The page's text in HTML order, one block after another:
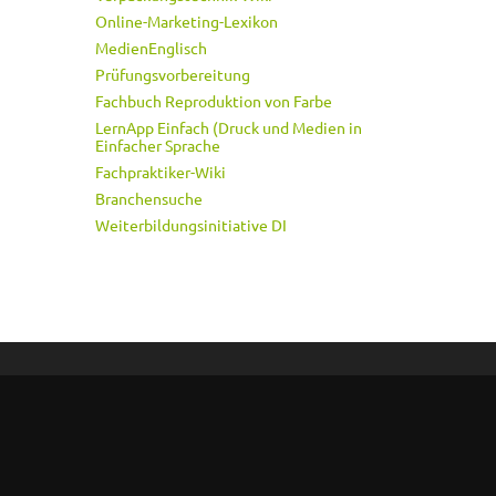
Online-Marketing-Lexikon
MedienEnglisch
Prüfungsvorbereitung
Fachbuch Reproduktion von Farbe
LernApp Einfach (Druck und Medien in
Einfacher Sprache
Fachpraktiker-Wiki
Branchensuche
Weiterbildungsinitiative DI